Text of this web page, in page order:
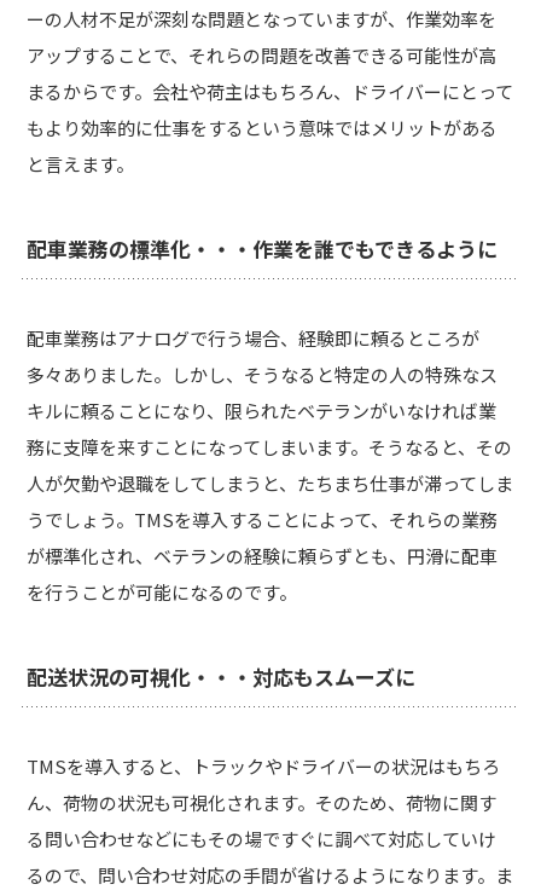
ーの人材不足が深刻な問題となっていますが、作業効率を
アップすることで、それらの問題を改善できる可能性が高
まるからです。会社や荷主はもちろん、ドライバーにとって
もより効率的に仕事をするという意味ではメリットがある
と言えます。
配車業務の標準化・・・作業を誰でもできるように
配車業務はアナログで行う場合、経験即に頼るところが
多々ありました。しかし、そうなると特定の人の特殊なス
キルに頼ることになり、限られたベテランがいなければ業
務に支障を来すことになってしまいます。そうなると、その
人が欠勤や退職をしてしまうと、たちまち仕事が滞ってしま
うでしょう。TMSを導入することによって、それらの業務
が標準化され、ベテランの経験に頼らずとも、円滑に配車
を行うことが可能になるのです。
配送状況の可視化・・・対応もスムーズに
TMSを導入すると、トラックやドライバーの状況はもちろ
ん、荷物の状況も可視化されます。そのため、荷物に関す
る問い合わせなどにもその場ですぐに調べて対応していけ
るので、問い合わせ対応の手間が省けるようになります。ま